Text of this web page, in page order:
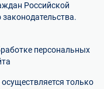
Российской
персональных
только